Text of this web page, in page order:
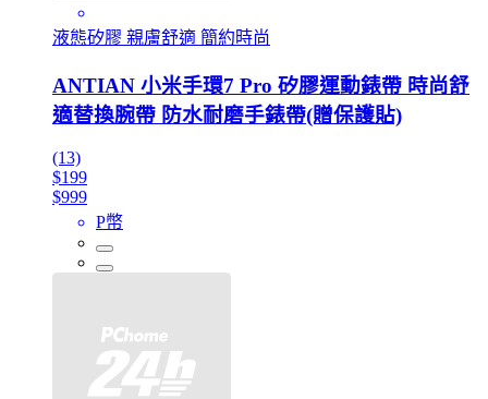
液態矽膠 親膚舒適 簡約時尚
ANTIAN 小米手環7 Pro 矽膠運動錶帶 時尚舒
適替換腕帶 防水耐磨手錶帶(贈保護貼)
(13)
$199
$999
P幣